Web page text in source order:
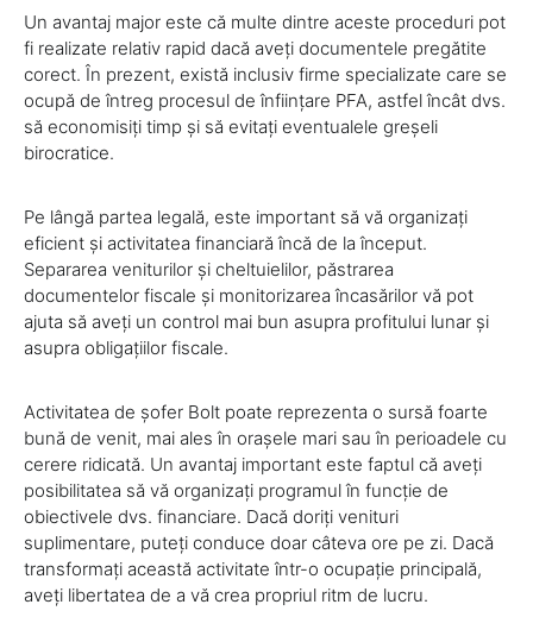
Un avantaj major este că multe dintre aceste proceduri pot
fi realizate relativ rapid dacă aveți documentele pregătite
corect. În prezent, există inclusiv firme specializate care se
ocupă de întreg procesul de înființare PFA, astfel încât dvs.
să economisiți timp și să evitați eventualele greșeli
birocratice.
Pe lângă partea legală, este important să vă organizați
eficient și activitatea financiară încă de la început.
Separarea veniturilor și cheltuielilor, păstrarea
documentelor fiscale și monitorizarea încasărilor vă pot
ajuta să aveți un control mai bun asupra profitului lunar și
asupra obligațiilor fiscale.
Activitatea de șofer Bolt poate reprezenta o sursă foarte
bună de venit, mai ales în orașele mari sau în perioadele cu
cerere ridicată. Un avantaj important este faptul că aveți
posibilitatea să vă organizați programul în funcție de
obiectivele dvs. financiare. Dacă doriți venituri
suplimentare, puteți conduce doar câteva ore pe zi. Dacă
transformați această activitate într-o ocupație principală,
aveți libertatea de a vă crea propriul ritm de lucru.